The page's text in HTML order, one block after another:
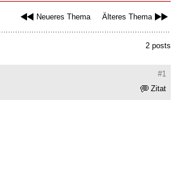
Neueres Thema Älteres Thema
2 posts
#1
Zitat